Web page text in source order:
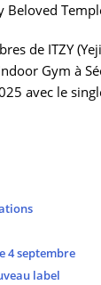
de ITZY
Gym à
avec le
4 septembre
label